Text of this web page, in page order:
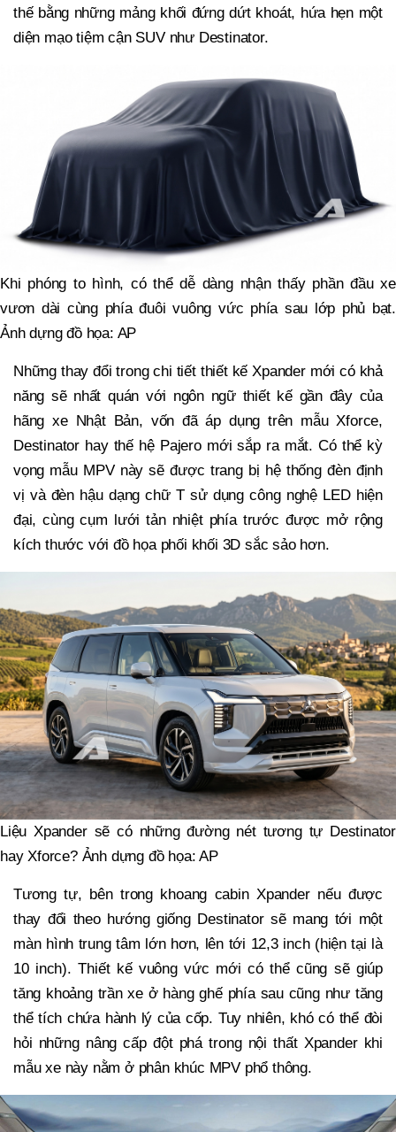
thế bằng những mảng khối đứng dứt khoát, hứa hẹn một
diện mạo tiệm cận SUV như Destinator.
Khi phóng to hình, có thể dễ dàng nhận thấy phần đầu xe
vươn dài cùng phía đuôi vuông vức phía sau lớp phủ bạt.
Ảnh dựng đồ họa: AP
Những thay đổi trong chi tiết thiết kế Xpander mới có khả
năng sẽ nhất quán với ngôn ngữ thiết kế gần đây của
hãng xe Nhật Bản, vốn đã áp dụng trên mẫu Xforce,
Destinator hay thế hệ Pajero mới sắp ra mắt. Có thể kỳ
vọng mẫu MPV này sẽ được trang bị hệ thống đèn định
vị và đèn hậu dạng chữ T sử dụng công nghệ LED hiện
đại, cùng cụm lưới tản nhiệt phía trước được mở rộng
kích thước với đồ họa phối khối 3D sắc sảo hơn.
Liệu Xpander sẽ có những đường nét tương tự Destinator
hay Xforce? Ảnh dựng đồ họa: AP
Tương tự, bên trong khoang cabin Xpander nếu được
thay đổi theo hướng giống Destinator sẽ mang tới một
màn hình trung tâm lớn hơn, lên tới 12,3 inch (hiện tại là
10 inch). Thiết kế vuông vức mới có thể cũng sẽ giúp
tăng khoảng trần xe ở hàng ghế phía sau cũng như tăng
thể tích chứa hành lý của cốp. Tuy nhiên, khó có thể đòi
hỏi những nâng cấp đột phá trong nội thất Xpander khi
mẫu xe này nằm ở phân khúc MPV phổ thông.